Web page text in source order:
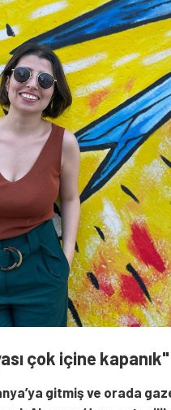
çok içine kapanık"
gitmiş ve orada